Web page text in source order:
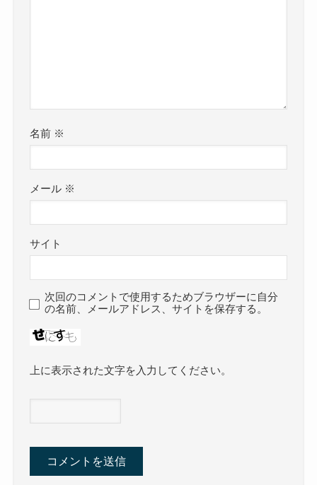
名前 ※
メール ※
サイト
次回のコメントで使用するためブラウザーに自分
の名前、メールアドレス、サイトを保存する。
上に表示された文字を入力してください。